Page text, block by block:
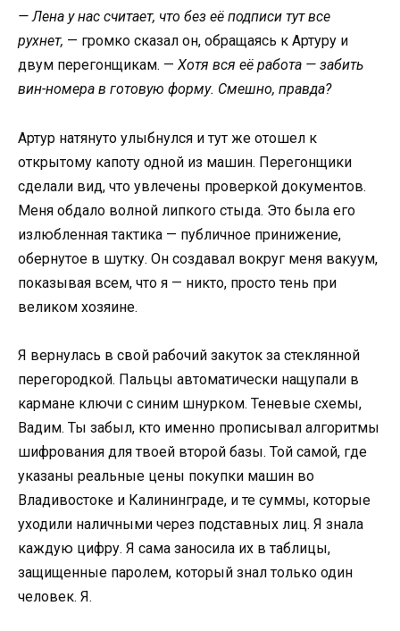
— Лена у нас считает, что без её подписи тут все
рухнет, — громко сказал он, обращаясь к Артуру и
двум перегонщикам. — Хотя вся её работа — забить
вин-номера в готовую форму. Смешно, правда?
Артур натянуто улыбнулся и тут же отошел к
открытому капоту одной из машин. Перегонщики
сделали вид, что увлечены проверкой документов.
Меня обдало волной липкого стыда. Это была его
излюбленная тактика — публичное принижение,
обернутое в шутку. Он создавал вокруг меня вакуум,
показывая всем, что я — никто, просто тень при
великом хозяине.
Я вернулась в свой рабочий закуток за стеклянной
перегородкой. Пальцы автоматически нащупали в
кармане ключи с синим шнурком. Теневые схемы,
Вадим. Ты забыл, кто именно прописывал алгоритмы
шифрования для твоей второй базы. Той самой, где
указаны реальные цены покупки машин во
Владивостоке и Калининграде, и те суммы, которые
уходили наличными через подставных лиц. Я знала
каждую цифру. Я сама заносила их в таблицы,
защищенные паролем, который знал только один
человек. Я.